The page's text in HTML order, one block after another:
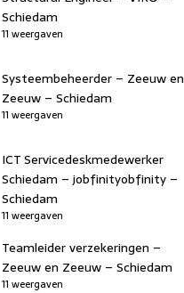
Schiedam
11 weergaven
Systeembeheerder – Zeeuw en
Zeeuw – Schiedam
11 weergaven
ICT Servicedeskmedewerker
Schiedam – jobfinityobfinity –
Schiedam
11 weergaven
Teamleider verzekeringen –
Zeeuw en Zeeuw – Schiedam
11 weergaven